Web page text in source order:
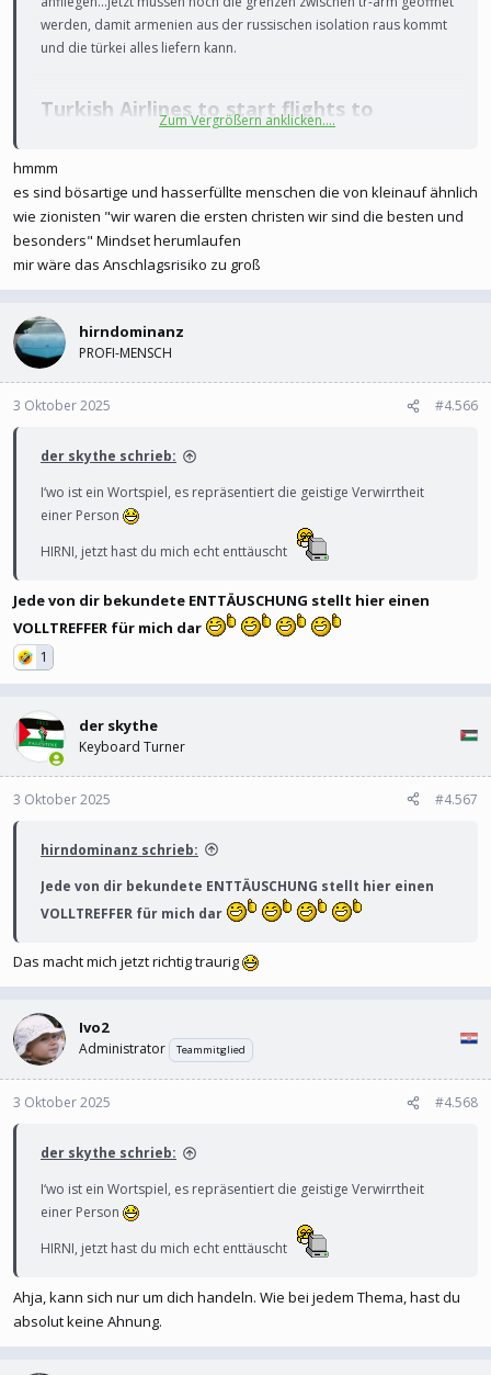
werden, damit armenien aus der russischen isolation raus kommt
und die türkei alles liefern kann.
Turkish Airlines to start flights to
Turkish Airlines to start flights to Armenia - Public Radio of Armenia
Turkish Airlines announced on Tuesday it will
launch scheduled flights to Timisoara, Romania,
and Ye
Zum Vergrößern anklicken....
hmmm
es sind bösartige und hasserfüllte menschen die von kleinauf ähnlich
wie zionisten "wir waren die ersten christen wir sind die besten und
besonders" Mindset herumlaufen
mir wäre das Anschlagsrisiko zu groß
hirndominanz
PROFI-MENSCH
3 Oktober 2025 #4.566
der skythe schrieb:
I‘wo ist ein Wortspiel, es repräsentiert die geistige Verwirrtheit
einer Person
HIRNI, jetzt hast du mich echt enttäuscht
Jede von dir bekundete ENTTÄUSCHUNG stellt hier einen
VOLLTREFFER für mich dar
1
der skythe
Keyboard Turner
3 Oktober 2025 #4.567
hirndominanz schrieb:
Jede von dir bekundete ENTTÄUSCHUNG stellt hier einen
VOLLTREFFER für mich dar
Das macht mich jetzt richtig traurig
Ivo2
Administrator Teammitglied
3 Oktober 2025 #4.568
der skythe schrieb:
I‘wo ist ein Wortspiel, es repräsentiert die geistige Verwirrtheit
einer Person
HIRNI, jetzt hast du mich echt enttäuscht
Ahja, kann sich nur um dich handeln. Wie bei jedem Thema, hast du
absolut keine Ahnung.